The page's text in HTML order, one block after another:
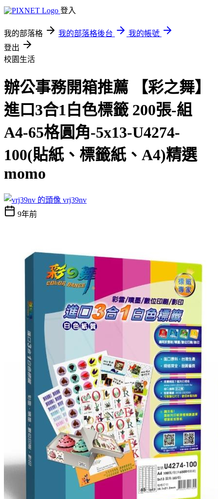
登入
我的部落格 我的部落格後台
我的帳號
登出
校園生活
辦公事務開箱推薦 【彩之舞】
進口3合1白色標籤 200張-組
A4-65格圓角-5x13-U4274-
100(貼紙、標籤紙、A4)精選
momo
vrj39nv
9年前